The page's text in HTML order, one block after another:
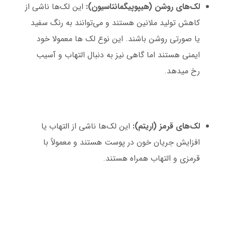
لک‌های روشن (هیپوپیگمانتاسیون): این لک‌ها ناشی از
کاهش تولید ملانین هستند و می‌توانند به رنگ سفید
یا صورتی روشن باشند. این نوع لک ها معمولا خود
ایمنی هستند اما گاهی نیز به دنبال التهاب و آسیب
رخ میدهد.
لک‌های قرمز (اریتم): این لک‌ها ناشی از التهاب یا
افزایش جریان خون در پوست هستند و معمولاً با
قرمزی و التهاب همراه هستند.